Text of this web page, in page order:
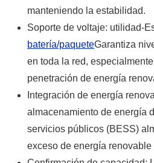
manteniendo la estabilidad.
Soporte de voltaje: utilidad-
batería/paqueteGarantiza
en toda la red,
penetración de energía
Integración de energía
almacenamiento de energía
servicios públicos (BESS)
exceso de energía